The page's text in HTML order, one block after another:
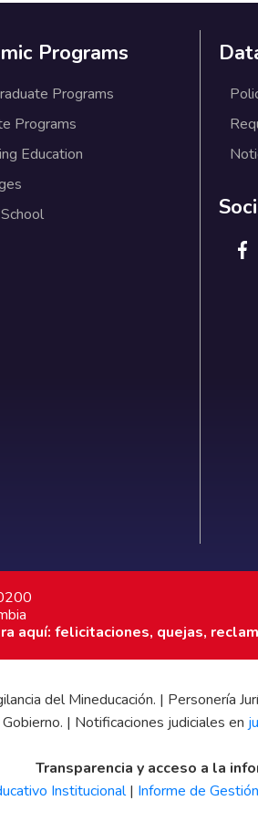
Programs
Programs
Programs
Education
aquí: felicitaciones, quejas,
del Mineducación. |
Gobierno. | Notificaciones judiciales en
Transparencia y acceso a la
Institucional| Informe de Gestión